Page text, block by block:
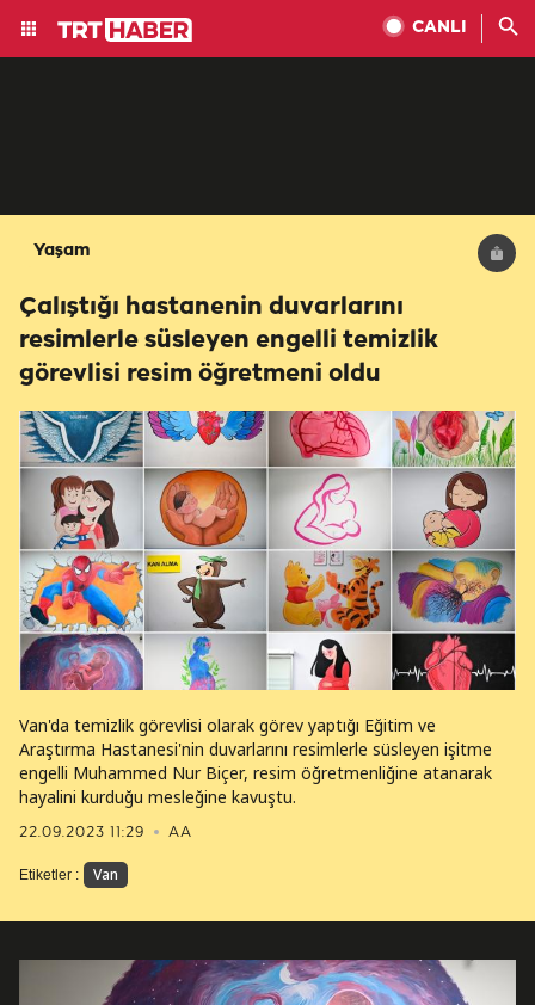
CANLI
Yaşam
Çalıştığı hastanenin duvarlarını
resimlerle süsleyen engelli temizlik
görevlisi resim öğretmeni oldu
22.09.2023 11:29 AA
Van'da temizlik görevlisi olarak görev yaptığı Eğitim ve
Araştırma Hastanesi'nin duvarlarını resimlerle süsleyen işitme
engelli Muhammed Nur Biçer, resim öğretmenliğine atanarak
hayalini kurduğu mesleğine kavuştu.
Etiketler : Van